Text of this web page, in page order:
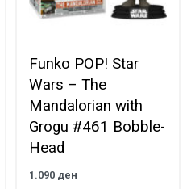
Funko POP! Star
Wars – The
Mandalorian with
Grogu #461 Bobble-
Head
1.090 ден